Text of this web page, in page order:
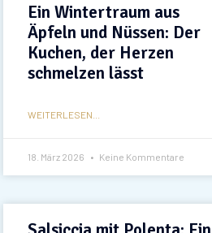
Ein Wintertraum aus
Äpfeln und Nüssen: Der
Kuchen, der Herzen
schmelzen lässt
WEITERLESEN...
18. März 2026 Keine Kommentare